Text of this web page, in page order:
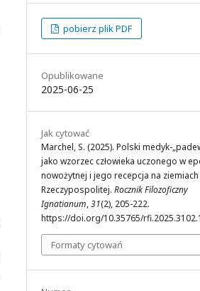
pobierz plik PDF
Opublikowane
2025-06-25
Jak cytować
Marchel, S. (2025). Polski medyk-
jako wzorzec człowieka uczonego w
nowożytnej i jego recepcja na
Rzeczypospolitej. Rocznik Filozoficzny
Ignatianum,31(2), 205-222.
https://doi.org/10.35765/
Formaty cytowań